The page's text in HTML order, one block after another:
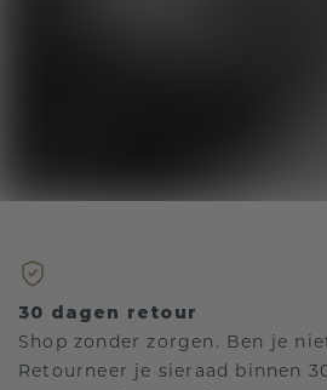
30 dagen retour
Shop zonder zorgen. Ben je
Retourneer je sieraad binnen